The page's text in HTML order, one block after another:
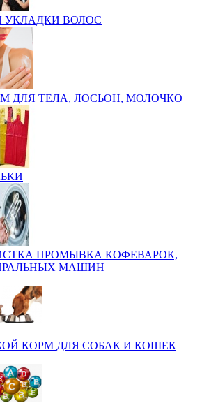
УКЛАДКИ ВОЛОС
ДЛЯ ТЕЛА, ЛОСЬОН, МОЛОЧКО
ПРОМЫВКА КОФЕВАРОК,
МАШИН
КОРМ ДЛЯ СОБАК И КОШЕК